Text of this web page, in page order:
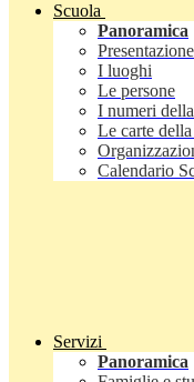
Scuola
Panoramica
Presentazione
I luoghi
Le persone
I numeri
Le carte
Calendario
Servizi
Panoramica